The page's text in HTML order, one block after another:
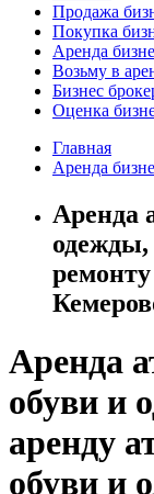
Продажа
Покупка
Аренда
Возьму в
Бизнес
Оценка
Главная
Аренда
Аренда
одежды,
Аренда
обуви и
аренду
обуви и